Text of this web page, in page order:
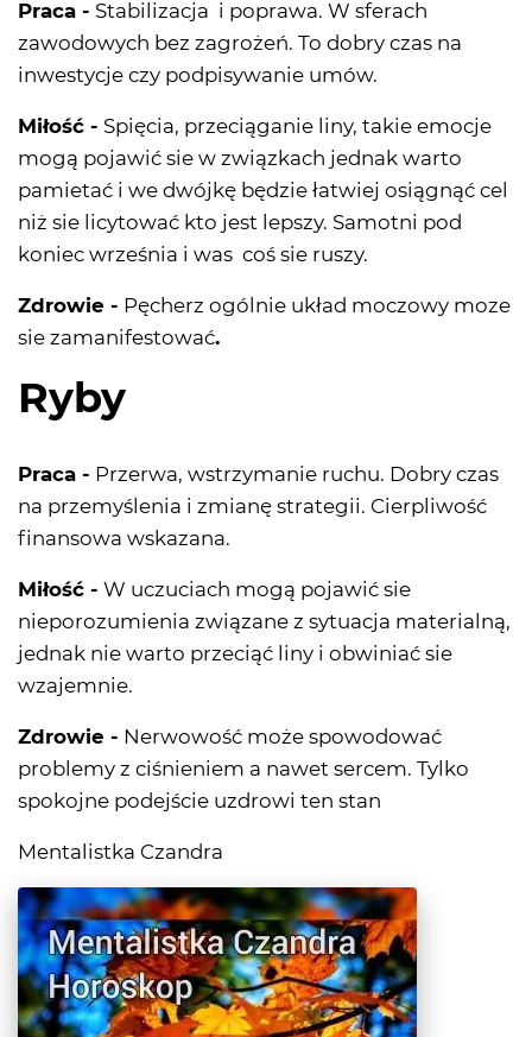
Praca - Stabilizacja i poprawa. W sferach
zawodowych bez zagrożeń. To dobry czas na
inwestycje czy podpisywanie umów.
Miłość - Spięcia, przeciąganie liny, takie emocje
mogą pojawić sie w związkach jednak warto
pamietać i we dwójkę będzie łatwiej osiągnąć cel
niż sie licytować kto jest lepszy. Samotni pod
koniec września i was coś sie ruszy.
Zdrowie - Pęcherz ogólnie układ moczowy moze
sie zamanifestować.
Ryby
Praca - Przerwa, wstrzymanie ruchu. Dobry czas
na przemyślenia i zmianę strategii. Cierpliwość
finansowa wskazana.
Miłość - W uczuciach mogą pojawić sie
nieporozumienia związane z sytuacja materialną,
jednak nie warto przeciąć liny i obwiniać sie
wzajemnie.
Zdrowie - Nerwowość może spowodować
problemy z ciśnieniem a nawet sercem. Tylko
spokojne podejście uzdrowi ten stan
Mentalistka Czandra